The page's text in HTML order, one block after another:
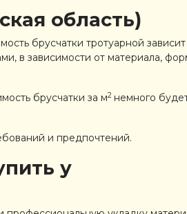
область)
брусчатки тротуарной зависит
в зависимости от материала,
брусчатки за м2 немного
и предпочтений.
у